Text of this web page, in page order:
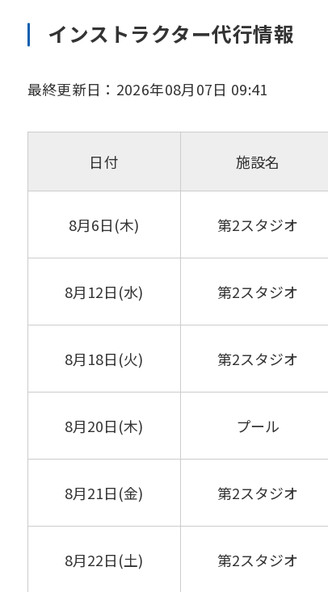
インストラクター代行情報
最終更新日：2026年08月07日 09:41
日付 施設名
8月6日(木) 第2スタジオ
8月12日(水) 第2スタジオ
8月18日(火) 第2スタジオ
8月20日(木) プール
8月21日(金) 第2スタジオ
8月22日(土) 第2スタジオ